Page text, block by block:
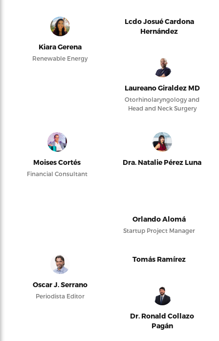
Kiara Gerena
Renewable Energy
Lcdo Josué Cardona
Hernández
Laureano Giraldez MD
Otorhinolaryngology and
Head and Neck Surgery
Moises Cortés
Financial Consultant
Dra. Natalie Pérez Luna
Orlando Alomá
Startup Project Manager
Oscar J. Serrano
Periodista Editor
Tomás Ramírez
Dr. Ronald Collazo
Pagán